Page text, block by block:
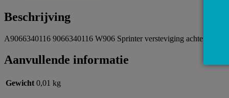
Beschrijving
A9066340116 9066340116 W906 Sprinter versteviging achter onder
Aanvullende informatie
Gewicht 0,01 kg